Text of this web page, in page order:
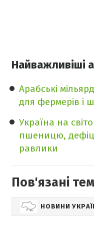
Найважливіші
Арабські
для фермерів і
Україна на
пшеницю,
равлики
Пов'язані
НОВИНИ